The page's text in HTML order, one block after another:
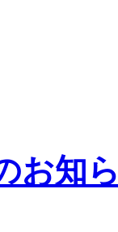
お知